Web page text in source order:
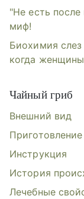
"Не есть
миф!
Биохимия
когда
Чайный гриб
Внешний вид
Инструкция
История
Лечебные